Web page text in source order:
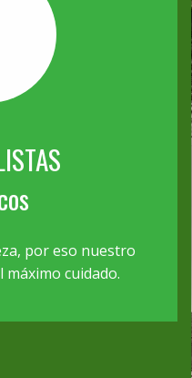
por eso nuestro
máximo cuidado.